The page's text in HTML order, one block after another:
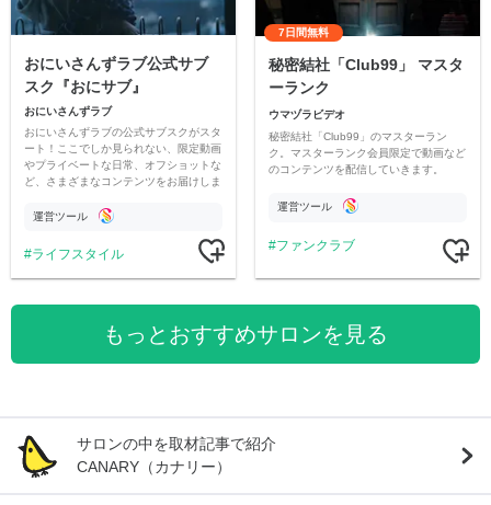
おにいさんずラブ公式サブ
スク『おにサブ』
おにいさんずラブ
おにいさんずラブの公式サブスクがスタ
ート！ここでしか見られない、限定動画
やプライベートな日常、オフショットな
ど、さまざまなコンテンツをお届けしま
運営ツール
ライフスタイル
7日間無料
秘密結社「Club99」 マスタ
ーランク
ウマヅラビデオ
秘密結社「Club99」のマスターラン
ク。マスターランク会員限定で動画など
のコンテンツを配信していきます。
運営ツール
ファンクラブ
もっとおすすめサロンを見る
サロンの中を取材記事で紹介
CANARY（カナリー）